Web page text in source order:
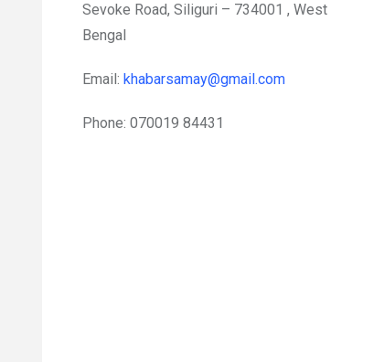
Sevoke Road, Siliguri – 734001 , West
Bengal
Email: khabarsamay@gmail.com
Phone: 070019 84431